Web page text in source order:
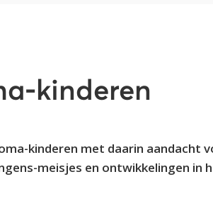
kinderen
kinderen met daarin aandacht
meisjes en ontwikkelingen in